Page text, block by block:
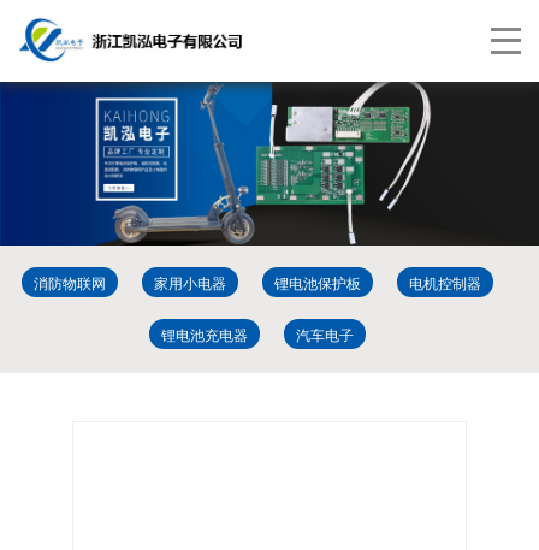
切
消防物联网 家用小电器 锂电池保护板 电机控制器
锂电池充电器 汽车电子